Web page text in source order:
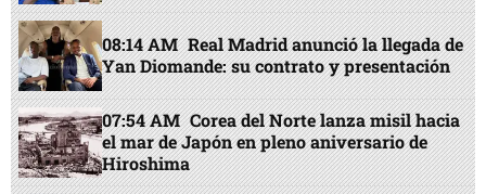
08:14 AM Real Madrid anunció la llegada de
Yan Diomande: su contrato y presentación
07:54 AM Corea del Norte lanza misil hacia
el mar de Japón en pleno aniversario de
Hiroshima